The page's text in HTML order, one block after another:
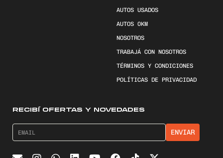
AUTOS USADOS
AUTOS 0KM
NOSOTROS
TRABAJÁ CON NOSOTROS
TÉRMINOS Y CONDICIONES
POLÍTICAS DE PRIVACIDAD
RECIBÍ OFERTAS Y NOVEDADES